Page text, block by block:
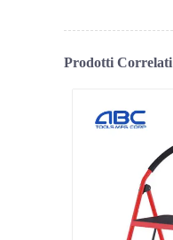
Prodotti Correlati